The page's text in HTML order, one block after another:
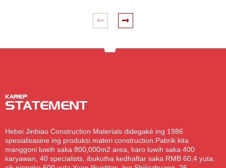
KAREP
STATEMENT
Hebei Jinbiao Construction Materials didegaké ing 1986
spesialisasine ing produksi materi construction.Pabrik kita
manggoni luwih saka 800,000m2 area, karo luwih saka 400
karyawan, 40 specialists, ibukutha kedhaftar saka RMB 60,4 yuta,